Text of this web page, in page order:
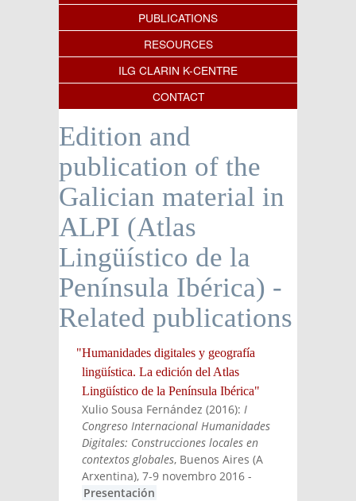
PUBLICATIONS
RESOURCES
ILG CLARIN K-CENTRE
CONTACT
Edition and
publication of the
Galician material in
ALPI (Atlas
Lingüístico de la
Península Ibérica) -
Related publications
"Humanidades digitales y geografía
lingüística. La edición del Atlas
Lingüístico de la Península Ibérica"
Xulio Sousa Fernández (2016): I
Congreso Internacional Humanidades
Digitales: Construcciones locales en
contextos globales, Buenos Aires (A
Arxentina), 7-9 novembro 2016 -
Presentación